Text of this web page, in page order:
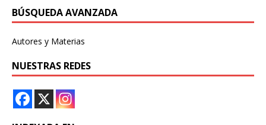
BÚSQUEDA AVANZADA
Autores y Materias
NUESTRAS REDES